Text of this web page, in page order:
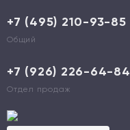
+7 (495) 210-93-85
Общий
+7 (926) 226-64-84
Отдел продаж